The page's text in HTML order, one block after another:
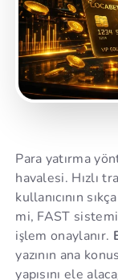
Para yatırma
havalesi. Hızlı
kullanıcının
mi, FAST
işlem onaylanır.
yazının ana
yapısını ele